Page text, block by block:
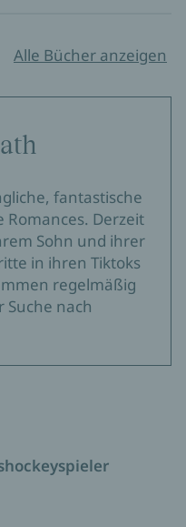
Alle Bücher anzeigen
fantastische
Derzeit
Sohn und ihrer
in ihren Tiktoks
regelmäßig
Suche nach